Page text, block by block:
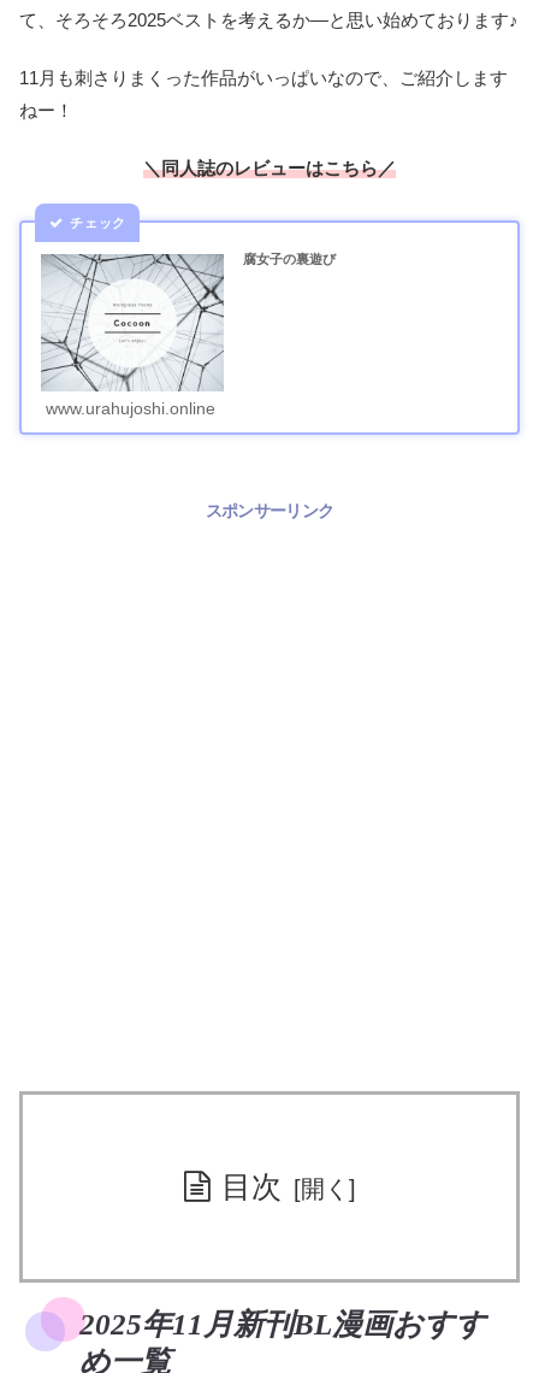
て、そろそろ2025ベストを考えるか―と思い始めております♪
11月も刺さりまくった作品がいっぱいなので、ご紹介します
ねー！
＼同人誌のレビューはこちら／
腐女子の裏遊び
www.urahujoshi.online
スポンサーリンク
目次
2025年11月新刊BL漫画おすす
め一覧